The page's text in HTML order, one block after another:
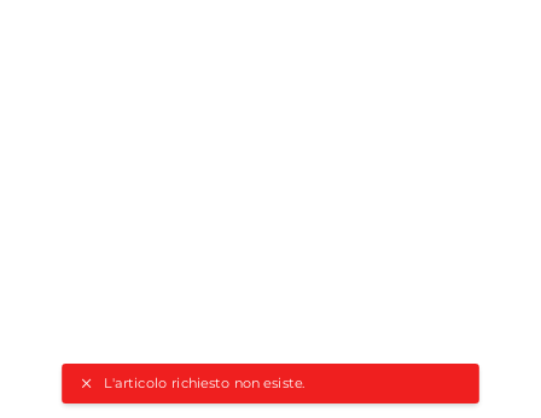
L'articolo richiesto non esiste.